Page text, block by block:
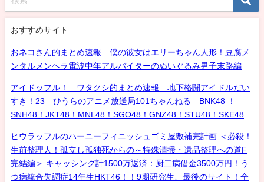
おすすめサイト
おネコさん的まとめ速報 僕の彼女はエリーちゃん人形！豆腐メ
ンタルメンヘラ電波中年アルバイターのぬいぐるみ男子末路編
アイドッフル！ ワタクシ的まとめ速報 地下格闘アイドルだい
すき！23 ひうらのアニメ放送局101ちゃんねる BNK48 ！
SNH48！JKT48！MNL48！SGO48！GNZ48！STU48！SKE48
ヒウラッフルのハーニーフィニッシュゴミ屋敷補完計画 ＜必殺！
生前整理人！孤立し孤独死からの～特殊清掃・遺品整理への道F
完結編＞ キャッシング計1500万返済：厨二病借金3500万円！う
つ病統合失調症14年生HKT46！！9期研究生、最後のサイト！全